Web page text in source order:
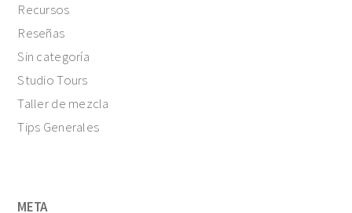
Recursos
Reseñas
Sin categoría
Studio Tours
Taller de mezcla
Tips Generales
META